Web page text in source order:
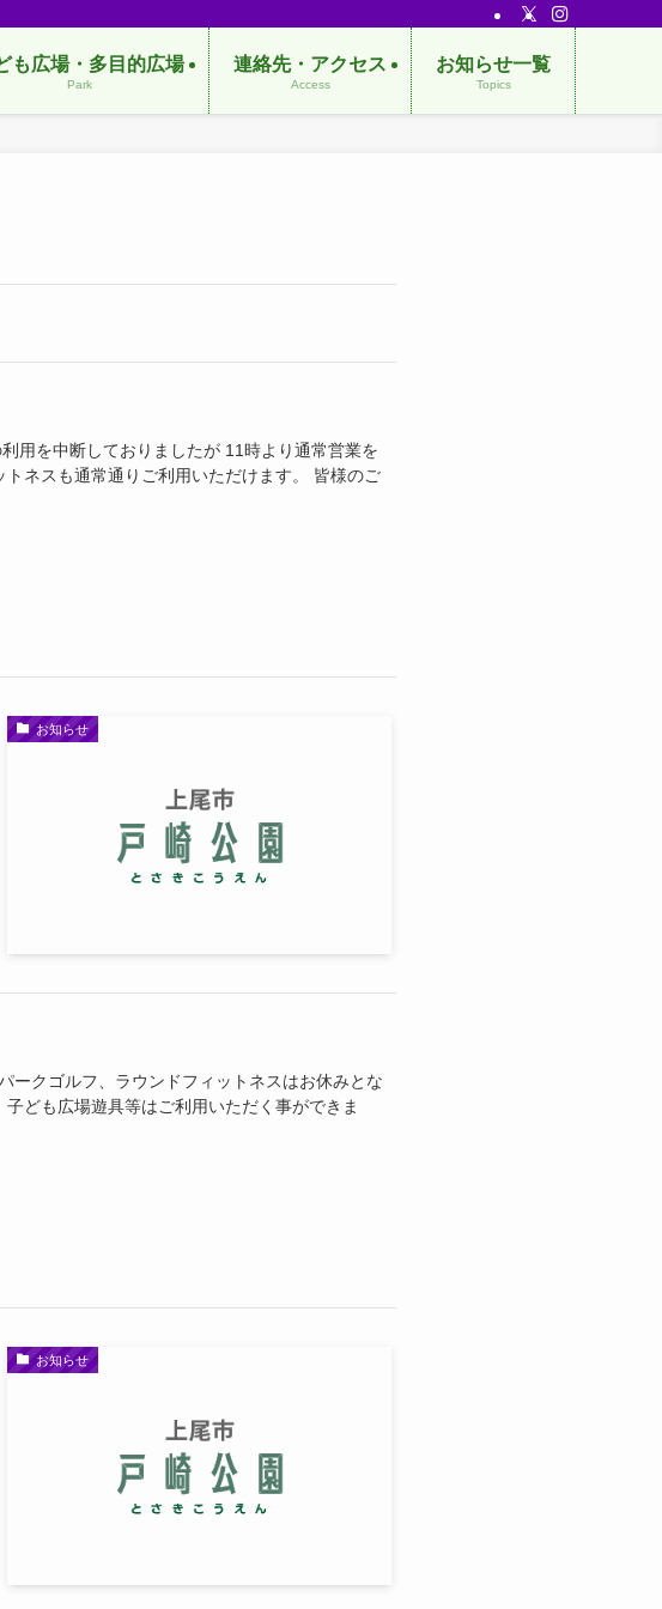
も広場・多目的広場
Park
連絡先・アクセス
Access
お知らせ一覧
Topics
用を中断しておりましたが 11時より通常営業を
ネスも通常通りご利用いただけます。 皆様のご
お知らせ
ークゴルフ、ラウンドフィットネスはお休みとな
ども広場遊具等はご利用いただく事ができま
お知らせ